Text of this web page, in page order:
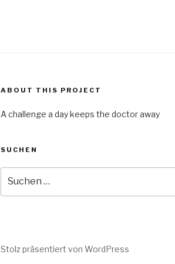
ABOUT THIS PROJECT
A challenge a day keeps the doctor away
SUCHEN
nach:
Stolz präsentiert von WordPress